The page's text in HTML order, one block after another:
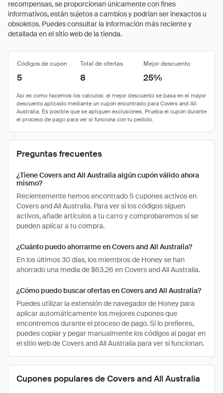
recompensas, se proporcionan únicamente con fines
informativos, están sujetos a cambios y podrían ser inexactos u
obsoletos. Puedes consultar la información más reciente y
detallada en el sitio web de la tienda.
Códigos de cupón Total de ofertas Mejor descuento
5 8 25%
Preguntas frecuentes
¿Tiene Covers and All Australia algún cupón válido ahora
mismo?
Recientemente hemos encontrado 5 cupones activos en
Covers and All Australia. Para ver si los códigos siguen
activos, añade artículos a tu carro y comprobaremos si se
pueden aplicar a tu compra.
¿Cuánto puedo ahorrarme en Covers and All Australia?
En los últimos 30 días, los miembros de Honey se han
ahorrado una media de $63.26 en Covers and All Australia.
¿Cómo puedo buscar ofertas en Covers and All Australia?
Puedes utilizar la extensión de navegador de Honey para
aplicar automáticamente los mejores cupones que
encontremos durante el proceso de pago. Si lo prefieres,
puedes copiar y pegar manualmente los códigos al pagar en
el sitio web de Covers and All Australia para ver si funcionan.
Cupones populares de Covers and All Australia